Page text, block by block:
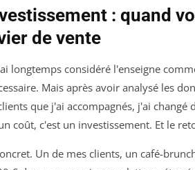
: quand
de vente
longtemps considéré l'enseigne
Mais après avoir analysé les
que j'ai accompagnés, j'ai changé
coût, c'est un investissement. Et le
Un de mes clients, un café-